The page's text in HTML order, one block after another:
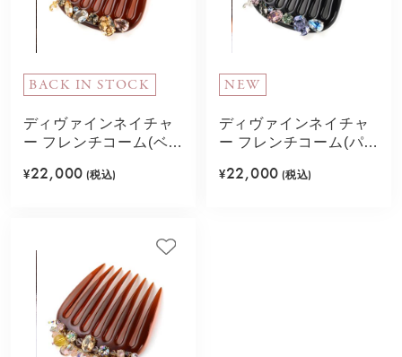
BACK IN STOCK
ディヴァインネイチャ
ー フレンチコーム(ベー
¥22,000 (税込)
NEW
ディヴァインネイチャ
ー フレンチコーム(パー
¥22,000 (税込)